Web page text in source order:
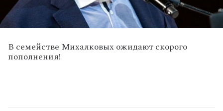
В семействе Михалковых ожидают скорого
пополнения!